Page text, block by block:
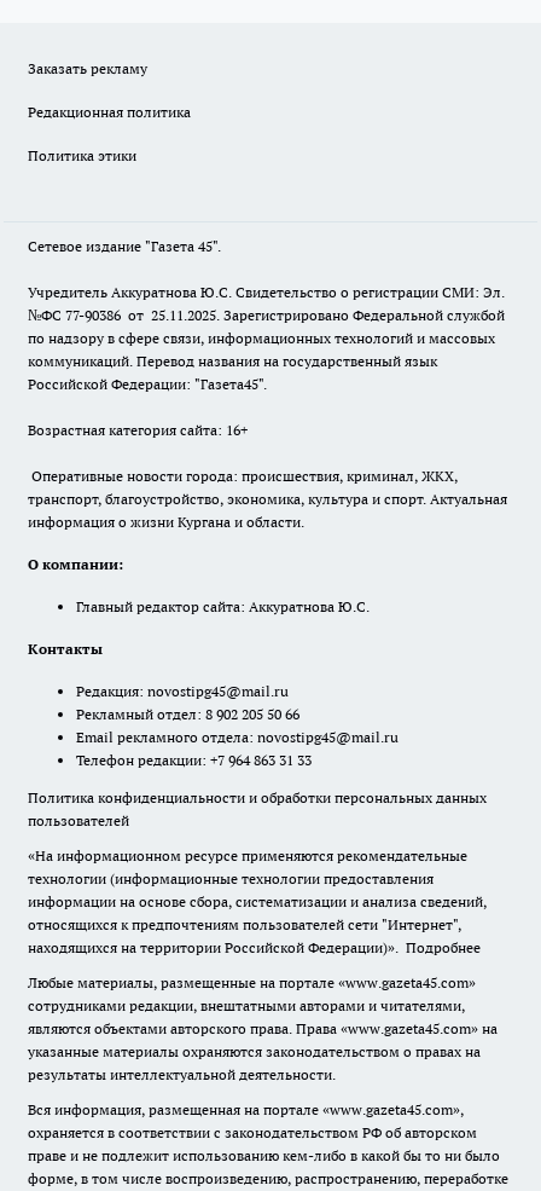
Заказать рекламу
Редакционная политика
Политика этики
Сетевое издание "Газета 45".
Учредитель Аккуратнова Ю.С. Свидетельство о регистрации СМИ: Эл.
№ФС 77-90386 от 25.11.2025. Зарегистрировано Федеральной службой
по надзору в сфере связи, информационных технологий и массовых
коммуникаций. Перевод названия на государственный язык
Российской Федерации: "Газета45".
Возрастная категория сайта: 16+
Оперативные новости города: происшествия, криминал, ЖКХ,
транспорт, благоустройство, экономика, культура и спорт. Актуальная
информация о жизни Кургана и области.
О компании:
Главный редактор сайта: Аккуратнова Ю.С.
Контакты
Редакция: novostipg45@mail.ru
Рекламный отдел: 8 902 205 50 66
Email рекламного отдела: novostipg45@mail.ru
Телефон редакции: +7 964 863 31 33
Политика конфиденциальности и обработки персональных данных
пользователей
«На информационном ресурсе применяются рекомендательные
технологии (информационные технологии предоставления
информации на основе сбора, систематизации и анализа сведений,
относящихся к предпочтениям пользователей сети "Интернет",
находящихся на территории Российской Федерации)». Подробнее
Любые материалы, размещенные на портале «www.gazeta45.com»
сотрудниками редакции, внештатными авторами и читателями,
являются объектами авторского права. Права «www.gazeta45.com» на
указанные материалы охраняются законодательством о правах на
результаты интеллектуальной деятельности.
Вся информация, размещенная на портале «www.gazeta45.com»,
охраняется в соответствии с законодательством РФ об авторском
праве и не подлежит использованию кем-либо в какой бы то ни было
форме, в том числе воспроизведению, распространению, переработке